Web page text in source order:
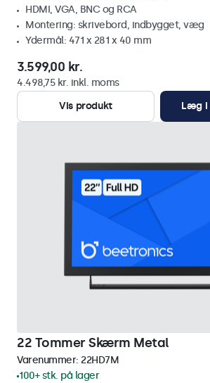
HDMI, VGA, BNC og RCA
Montering: skrivebord, indbygget, væg
Ydermål: 471 x 281 x 40 mm
3.599,00 kr.
4.498,75 kr. inkl. moms
Vis produkt
Læg i
22 Tommer Skærm Metal
Varenummer: 22HD7M
100+ stk. på lager